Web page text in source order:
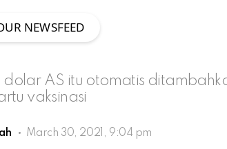
NEWSFEED
dolar AS itu otomatis
vaksinasi
March 30, 2021, 9:04 pm